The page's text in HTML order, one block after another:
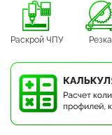
Раскрой ЧПУ Резка